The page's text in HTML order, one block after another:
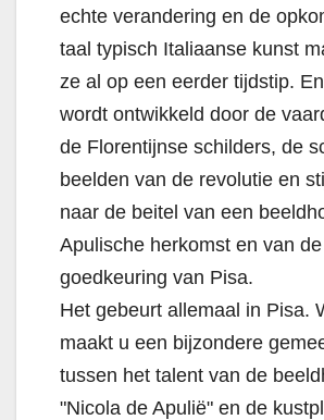
echte verandering en de
taal typisch Italiaanse kunst
ze al op een eerder tijdstip.
wordt ontwikkeld door de
de Florentijnse schilders, de
beelden van de revolutie en
naar de beitel van een
Apulische herkomst en van de
goedkeuring van Pisa.
Het gebeurt allemaal in Pisa.
maakt u een bijzondere
tussen het talent van de
"Nicola de Apulië" en de